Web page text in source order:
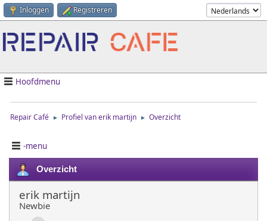
Inloggen Registreren
Hoofdmenu
Repair Café ► Profiel van erik martijn ► Overzicht
-menu
Overzicht
erik martijn
Newbie